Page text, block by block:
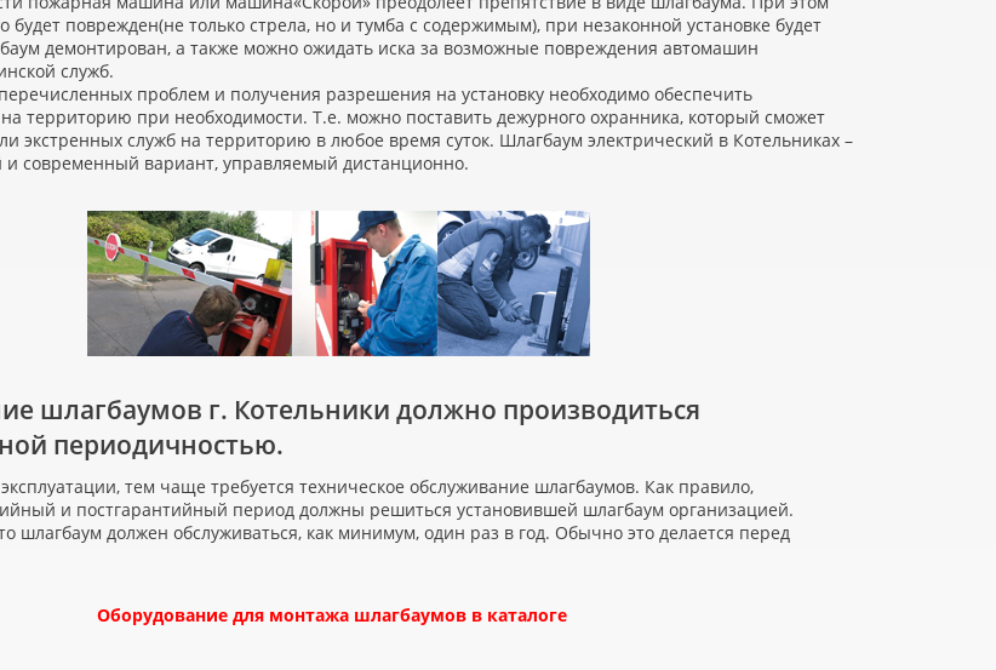
будет поврежден
(не только стрела, но и тумба с содержимым), при незаконной установке будет
демонтирован, а также можно ожидать иска за возможные повреждения автомашин
служб.
проблем и получения разрешения на установку необходимо обеспечить
территорию при необходимости. Т.е. можно поставить дежурного охранника, который сможет
экстренных служб на территорию в любое время суток. Шлагбаум электрический в Котельниках –
и современный вариант, управляемый дистанционно.
шлагбаумов г. Котельники должно производиться
периодичностью.
тем чаще требуется техническое обслуживание шлагбаумов. Как правило,
и постгарантийный период должны решиться установившей шлагбаум организацией.
шлагбаум должен обслуживаться, как минимум, один раз в год. Обычно это делается перед
Оборудование для монтажа шлагбаумов в каталоге